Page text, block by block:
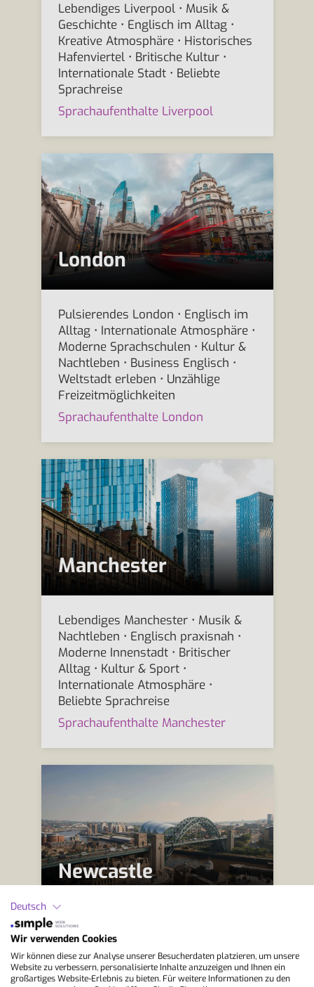
Lebendiges Liverpool • Musik &
Geschichte • Englisch im Alltag •
Kreative Atmosphäre • Historisches
Hafenviertel • Britische Kultur •
Internationale Stadt • Beliebte
Sprachreise
Sprachaufenthalte Liverpool
London
Pulsierendes London • Englisch im
Alltag • Internationale Atmosphäre •
Moderne Sprachschulen • Kultur &
Nachtleben • Business Englisch •
Weltstadt erleben • Unzählige
Freizeitmöglichkeiten
Sprachaufenthalte London
Manchester
Lebendiges Manchester • Musik &
Nachtleben • Englisch praxisnah •
Moderne Innenstadt • Britischer
Alltag • Kultur & Sport •
Internationale Atmosphäre •
Beliebte Sprachreise
Sprachaufenthalte Manchester
Newcastle
Modernes Newcastle • Junge
Atmosphäre • Englisch praxisnah •
Britisches Stadtleben • Kultur &
Musik • Beliebte Studentenstadt •
Deutsch
Wir verwenden Cookies
Wir können diese zur Analyse unserer Besucherdaten platzieren, um unsere
Website zu verbessern, personalisierte Inhalte anzuzeigen und Ihnen ein
großartiges Website-Erlebnis zu bieten. Für weitere Informationen zu den